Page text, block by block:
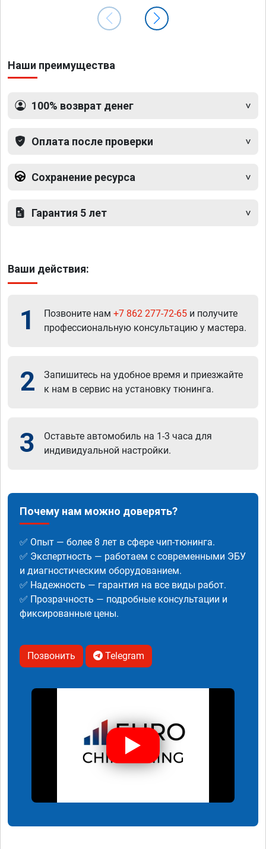
Наши преимущества
100% возврат денег
Оплата после проверки
Сохранение ресурса
Гарантия 5 лет
Ваши действия:
1 Позвоните нам +7 862 277-72-65 и получите
профессиональную консультацию у мастера.
2
Запишитесь на удобное время и приезжайте
к нам в сервис на установку тюнинга.
3
Оставьте автомобиль на 1-3 часа для
индивидуальной настройки.
Почему нам можно доверять?
✅ Опыт — более 8 лет в сфере чип-тюнинга.
✅ Экспертность — работаем с современными ЭБУ
и диагностическим оборудованием.
✅ Надежность — гарантия на все виды работ.
✅ Прозрачность — подробные консультации и
фиксированные цены.
Позвонить Telegram